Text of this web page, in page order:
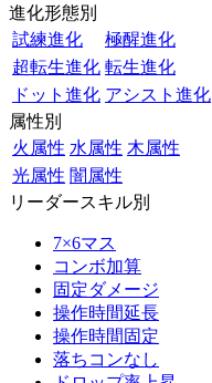
進化形態別
試練進化
極醒進化
超転生進化 転生進化
ドット進化 アシスト進化
属性別
火属性 水属性 木属性
光属性 闇属性
リーダースキル別
7×6マス
コンボ加算
固定ダメージ
操作時間延長
操作時間固定
落ちコンなし